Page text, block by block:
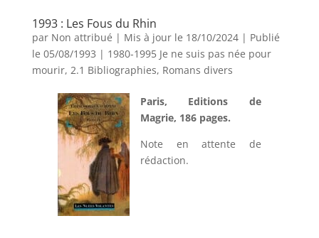
1993 : Les Fous du Rhin
par Non attribué | Mis à jour le 18/10/2024 | Publié
le 05/08/1993 | 1980-1995 Je ne suis pas née pour
mourir, 2.1 Bibliographies, Romans divers
Paris, Editions de
Magrie, 186 pages.
Note en attente de
rédaction.